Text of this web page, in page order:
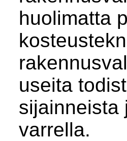
huolimatta
useita
sijainneista
varrella.